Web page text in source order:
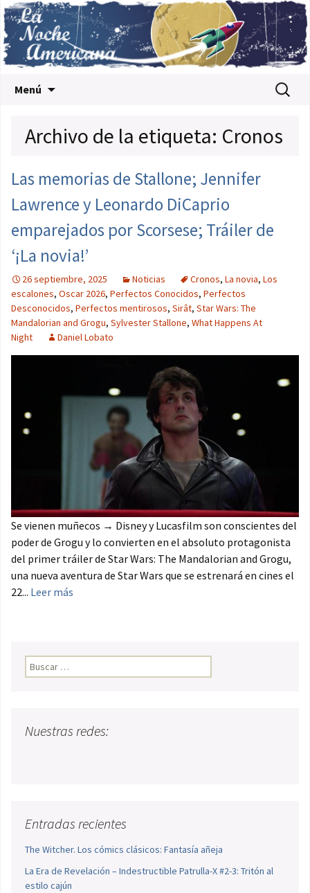
Menú Buscar:
Archivo de la etiqueta: Cronos
Las memorias de Stallone; Jennifer
Lawrence y Leonardo DiCaprio
emparejados por Scorsese; Tráiler de
‘¡La novia!’
26 septiembre, 2025 Noticias Cronos, La novia, Los
escalones, Oscar 2026, Perfectos Conocidos, Perfectos
Desconocidos, Perfectos mentirosos, Sirât, Star Wars: The
Mandalorian and Grogu, Sylvester Stallone, What Happens At
Night
Daniel Lobato
Se vienen muñecos → Disney y Lucasfilm son conscientes del
poder de Grogu y lo convierten en el absoluto protagonista
del primer tráiler de Star Wars: The Mandalorian and Grogu,
una nueva aventura de Star Wars que se estrenará en cines el
22... Leer más
Buscar:
Nuestras redes:
Entradas recientes
The Witcher. Los cómics clásicos: Fantasía añeja
La Era de Revelación – Indestructible Patrulla-X #2-3: Tritón al
estilo cajún